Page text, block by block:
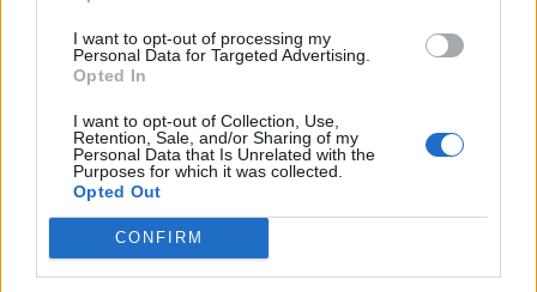
I want to opt-out of processing my
Personal Data for Targeted Advertising.
Opted In
I want to opt-out of Collection, Use,
Retention, Sale, and/or Sharing of my
Personal Data that Is Unrelated with the
Purposes for which it was collected.
Opted Out
CONFIRM
Forbes: Οι καλύτεροι προορισμοί για συνταξιοδότηση
στο εξωτερικό το 2026 - Τι γράφει για την Ελλάδα
Χανιά: Η παράδοση ζωντανεύει στους δρόμους των
Χανίων
Μήλος: 33χρονος τουρίστας... εγκλωβίστηκε σε βράχο 20
μέτρων και τον διέσωσε το Λιμενικό τα ξημερώματα